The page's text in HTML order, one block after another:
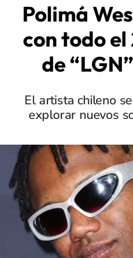
Polimá
con todo
de
El artista chileno
explorar nuevos